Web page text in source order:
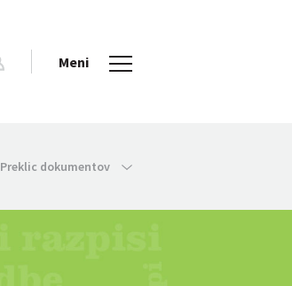
Meni
Preklic dokumentov